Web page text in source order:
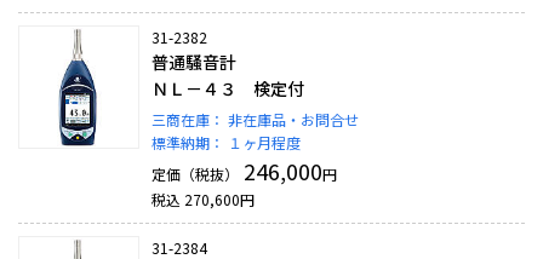
31-2382
普通騒音計
ＮＬ－４３ 検定付
三商在庫： 非在庫品・お問合せ
標準納期：
１ヶ月程度
定価（税抜）
246,000円
税込 270,600円
31-2384